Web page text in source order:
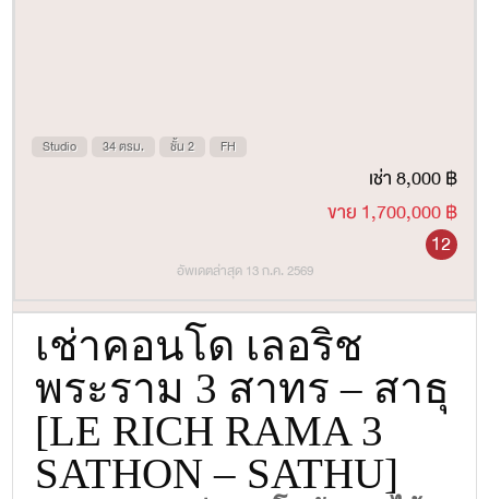
Studio 34 ตรม. ชั้น 2 FH
เช่า 8,000 ฿
ขาย 1,700,000 ฿
12
อัพเดตล่าสุด 13 ก.ค. 2569
เช่าคอนโด เลอริช
พระราม 3 สาทร – สาธุ
[LE RICH RAMA 3
SATHON – SATHU]